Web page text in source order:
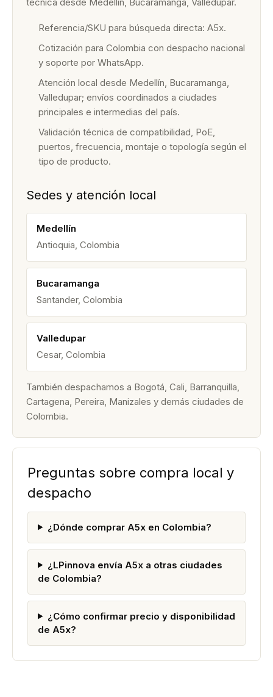
Referencia/SKU para búsqueda directa: A5x.
Cotización para Colombia con despacho nacional
y soporte por WhatsApp.
Atención local desde Medellín, Bucaramanga,
Valledupar; envíos coordinados a ciudades
principales e intermedias del país.
Validación técnica de compatibilidad, PoE,
puertos, frecuencia, montaje o topología según el
tipo de producto.
Sedes y atención local
Medellín
Antioquia, Colombia
Bucaramanga
Santander, Colombia
Valledupar
Cesar, Colombia
También despachamos a Bogotá, Cali, Barranquilla,
Cartagena, Pereira, Manizales y demás ciudades de
Colombia.
Preguntas sobre compra local y
despacho
¿Dónde comprar A5x en Colombia?
¿LPinnova envía A5x a otras ciudades
de Colombia?
¿Cómo confirmar precio y disponibilidad
de A5x?